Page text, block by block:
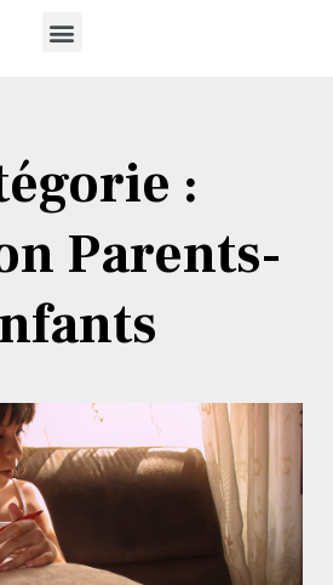
:
Parents-